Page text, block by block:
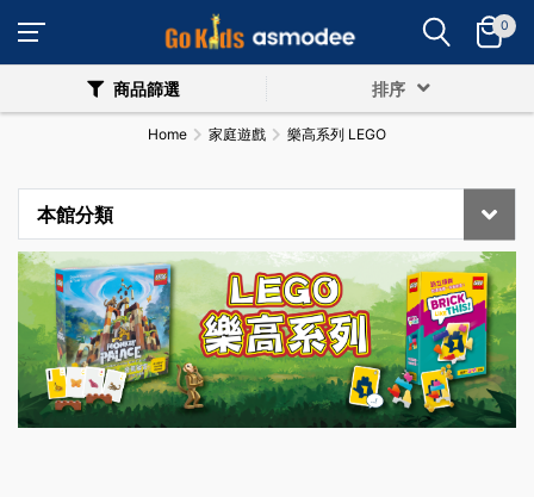
0
商品篩選 排序
Home 家庭遊戲 樂高系列 LEGO
本館分類